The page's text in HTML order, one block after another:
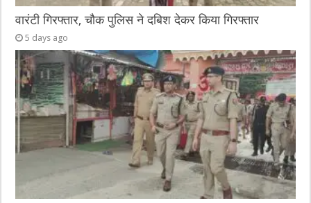
वारंटी गिरफ्तार, चौक पुलिस ने दबिश देकर किया गिरफ्तार
5 days ago